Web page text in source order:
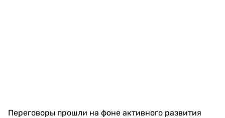
Переговоры прошли на фоне активного развития